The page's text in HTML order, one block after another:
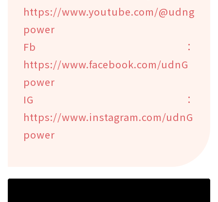
https://www.youtube.com/@udng
power
Fb：
https://www.facebook.com/udnG
power
IG：
https://www.instagram.com/udnG
power